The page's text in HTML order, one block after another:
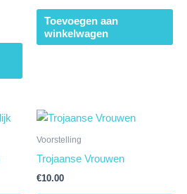
Toevoegen aan
winkelwagen
Voorstelling
Trojaanse Vrouwen
€10.00